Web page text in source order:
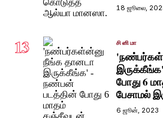
18 ஜூலை,
13 சினிமா
போது 6
பேசாமல்
6 ஜூன், 2023